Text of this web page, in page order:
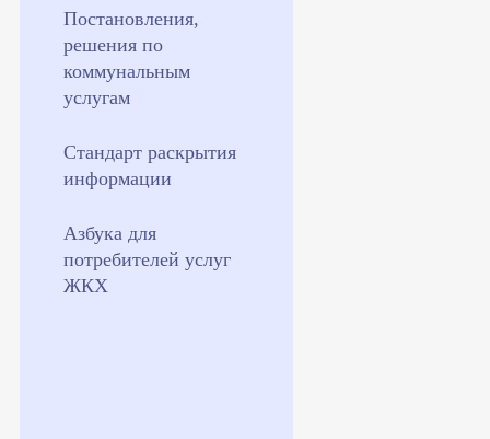
Постановления,
решения по
коммунальным
услугам
Стандарт раскрытия
информации
Азбука для
потребителей услуг
ЖКХ